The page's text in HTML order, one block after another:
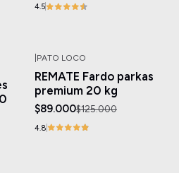
4.5
PATO LOCO
REMATE Fardo parkas
premium 20 kg
$89.000$125.000
4.8